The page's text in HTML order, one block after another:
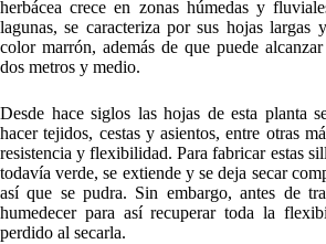
herbácea crece en zonas húmedas y
lagunas, se caracteriza por sus hojas largas
color marrón, además de que puede
dos metros y medio.
Desde hace siglos las hojas de esta planta
hacer tejidos, cestas y asientos, entre otras
resistencia y flexibilidad. Para fabricar estas
todavía verde, se extiende y se deja secar
así que se pudra. Sin embargo, antes de
humedecer para así recuperar toda la
perdido al secarla.